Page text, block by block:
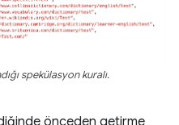
spekülasyon kuralı.
önceden getirme